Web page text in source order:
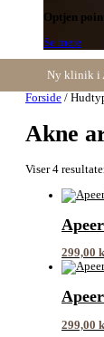
Optjen
Se mere
Ny klinik i
Forside /
Akne
Viser 4
299,00
299,00